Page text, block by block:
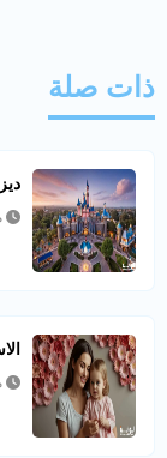
ذات صلة